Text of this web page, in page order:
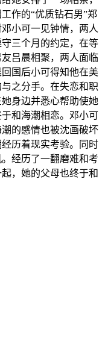
作的“优质钻石男”郑
小可一见钟情，两人
三个月的约定，在等
吕晨相聚，两人面临
国后小可得知他在美
之分手。在失恋和职
身边并悉心帮助使她
和海潮相恋。邓小可
的感情也被沈画破坏
历着现实考验。同时
经历了一翻磨难和考
，她的父母也终于和